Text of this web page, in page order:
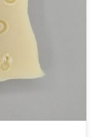
à 4 pattes.
(zéro
sans
tensioactif
de […]